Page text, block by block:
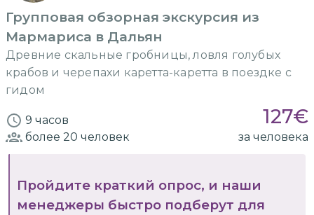
Групповая обзорная экскурсия из
Мармариса в Дальян
Древние скальные гробницы, ловля голубых
крабов и черепахи каретта-каретта в поездке с
гидом
9 часов 127€
более 20 человек за человека
Пройдите краткий опрос, и наши
менеджеры быстро подберут для